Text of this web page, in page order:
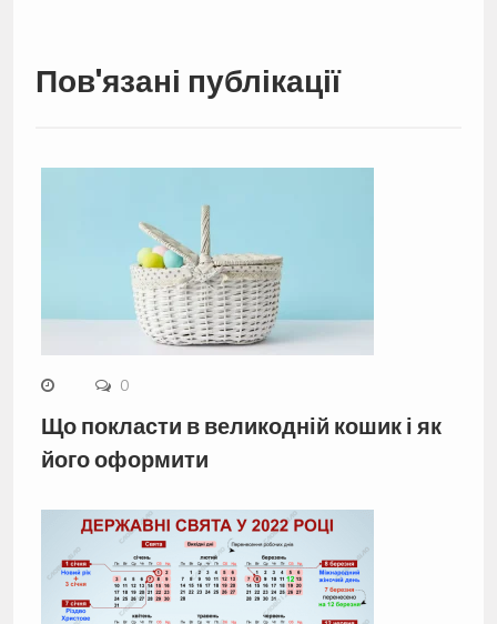
Пов'язані публікації
0
Що покласти в великодній кошик і як
його оформити